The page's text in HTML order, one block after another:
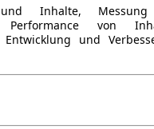
und Inhalte,
von
und